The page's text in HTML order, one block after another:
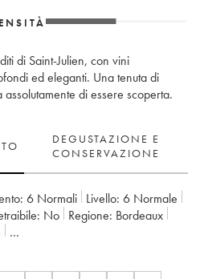
di Saint-Julien, con vini
ed eleganti. Una tenuta di
di essere scoperta.
DEGUSTAZIONE E
CONSERVAZIONE
6 Normali Livello: 6 Normale
no Regione:
Bordeaux
Cru Classé